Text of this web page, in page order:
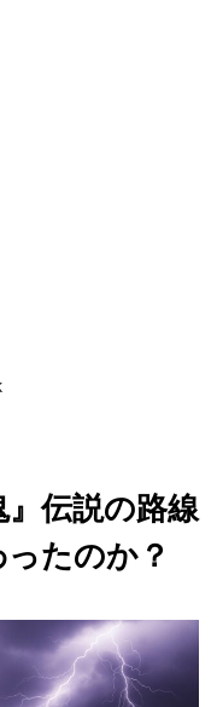
』伝説の路線
たのか？